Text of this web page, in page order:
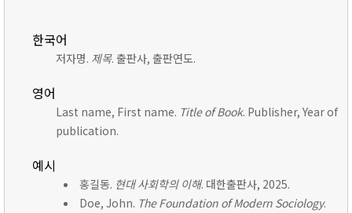
한국어
저자명. 제목. 출판사, 출판연도.
영어
Last name, First name. Title of Book. Publisher, Year of
publication.
예시
홍길동. 현대 사회학의 이해. 대한출판사, 2025.
Doe, John. The Foundation of Modern Sociology.